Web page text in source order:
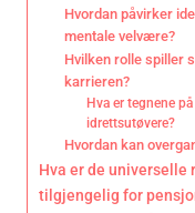
Hvordan påvirker
mentale velvære?
Hvilken rolle spiller
karrieren?
Hva er tegnene
idrettsutøvere?
Hvordan kan
Hva er de universelle
tilgjengelig for